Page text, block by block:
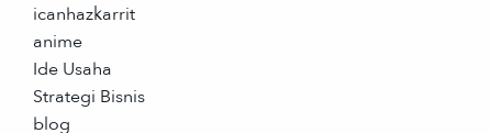
icanhazkarrit
anime
Ide Usaha
Strategi Bisnis
blog